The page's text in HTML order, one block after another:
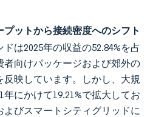
ットから接続密度へのシフト
は2025年の収益の52.84%を占
向けパッケージおよび郊外の
映しています。しかし、大規
にかけて19.21%で拡大してお
よびスマートシティグリッドに